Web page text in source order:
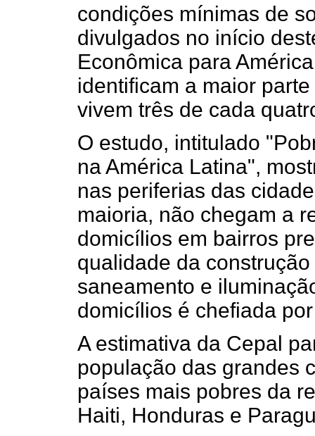
condições mínimas de
divulgados no início
Econômica para
identificam a maior
vivem três de cada
O estudo, intitulado
na América Latina",
nas periferias das
maioria, não chegam a
domicílios em bairros
qualidade da
saneamento e
domicílios é chefiada
A estimativa da Cepal
população das grandes
países mais pobres da
Haiti, Honduras e